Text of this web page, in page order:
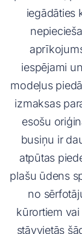
iegādāties
iespējami
modeļus
izmaksas
esošu
busiņu ir
atpūtas
plašu ūdens
no
kūrortiem
stāvvietās